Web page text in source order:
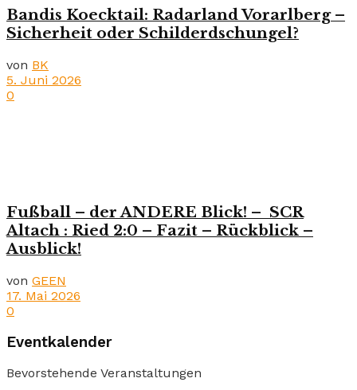
Bandis Koecktail: Radarland Vorarlberg –
Sicherheit oder Schilderdschungel?
von BK
5. Juni 2026
0
Fußball – der ANDERE Blick! – SCR
Altach : Ried 2:0 – Fazit – Rückblick –
Ausblick!
von GEEN
17. Mai 2026
0
Eventkalender
Bevorstehende Veranstaltungen